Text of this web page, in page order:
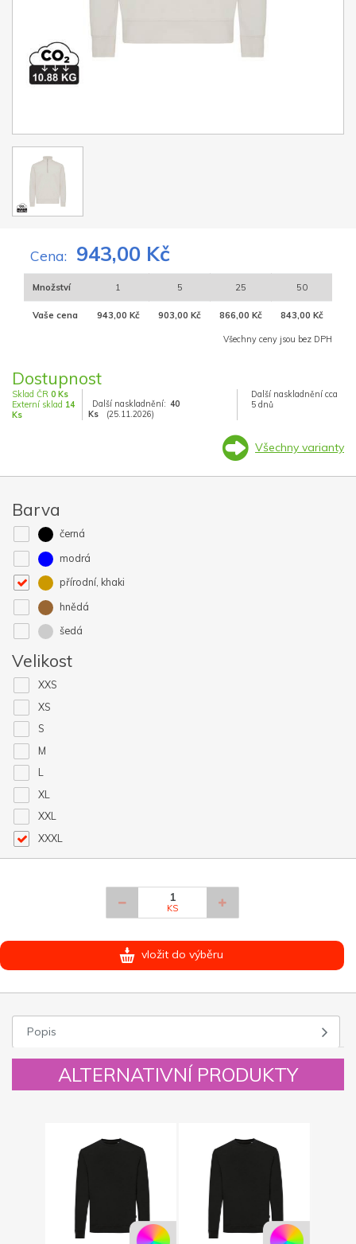
Cena: 943,00 Kč
Množství 1 5 25 50
Vaše cena 943,00 Kč 903,00 Kč 866,00 Kč 843,00 Kč
Všechny ceny jsou bez DPH
Dostupnost
Sklad ČR 0 Ks
Externí sklad 14
Ks
Další naskladnění: 40
Ks
(25.11.2026)
Další naskladnění cca
5 dnů
Všechny varianty
Barva
černá
modrá
přírodní, khaki
hnědá
šedá
Velikost
XXS
XS
S
M
L
XL
XXL
XXXL
KS
vložit do výběru
Popis
ALTERNATIVNÍ PRODUKTY